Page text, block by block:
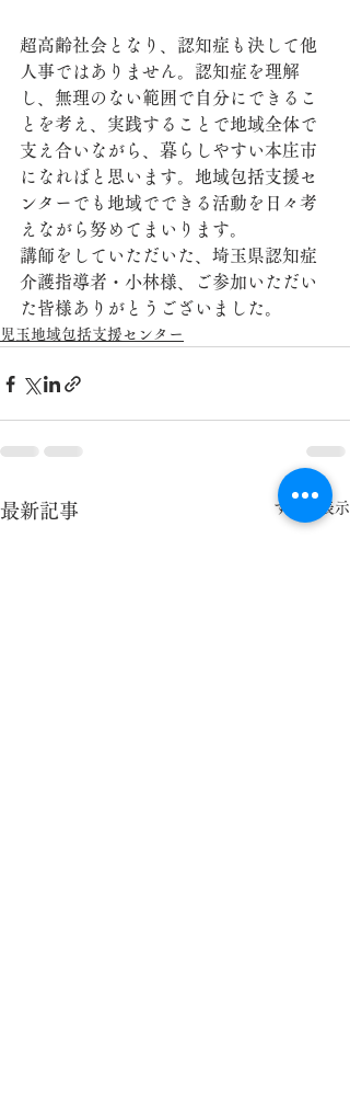
超高齢社会となり、認知症も決して他
人事ではありません。認知症を理解
し、無理のない範囲で自分にできるこ
とを考え、実践することで地域全体で
支え合いながら、暮らしやすい本庄市
になればと思います。地域包括支援セ
ンターでも地域でできる活動を日々考
えながら努めてまいります。
講師をしていただいた、埼玉県認知症
介護指導者・小林様、ご参加いただい
た皆様ありがとうございました。
児玉地域包括支援センター
最新記事 すべて表示